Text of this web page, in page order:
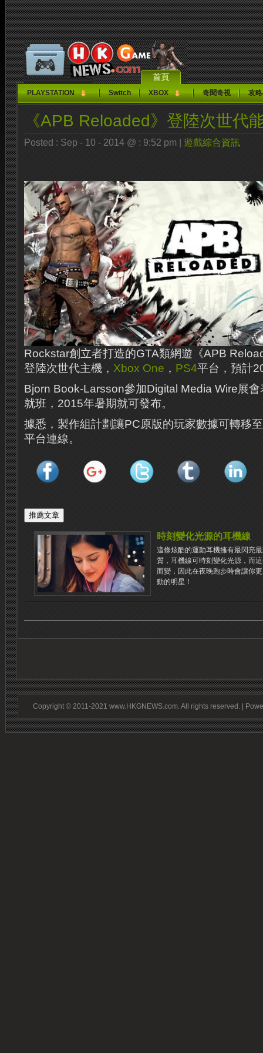
首頁
PLAYSTATION Switch XBOX 奇聞奇視 攻
《APB Reloaded》登陸次世代
Posted : Sep - 10 - 2014 @ : 9:52 pm | 遊戲綜合資訊
Rockstar創立者打造的GTA類網遊《APB
登陸次世代主機， Xbox One ， PS4平台，預計
Bjorn Book-Larsson參加Digital Media Wire展
就班，2015年暑期就可發布。
據悉，製作組計劃讓PC原版的玩家數據可轉移
平台連線。
時刻變化光源的耳機線
這條炫酷的運動耳機擁有最閃亮
質，耳機線可時刻變化光源，而
而變，因此在夜晚跑步時會讓你
動的明星！
Copyright © 2011-2021 www.HKGNEWS.com. All rights reserved. |